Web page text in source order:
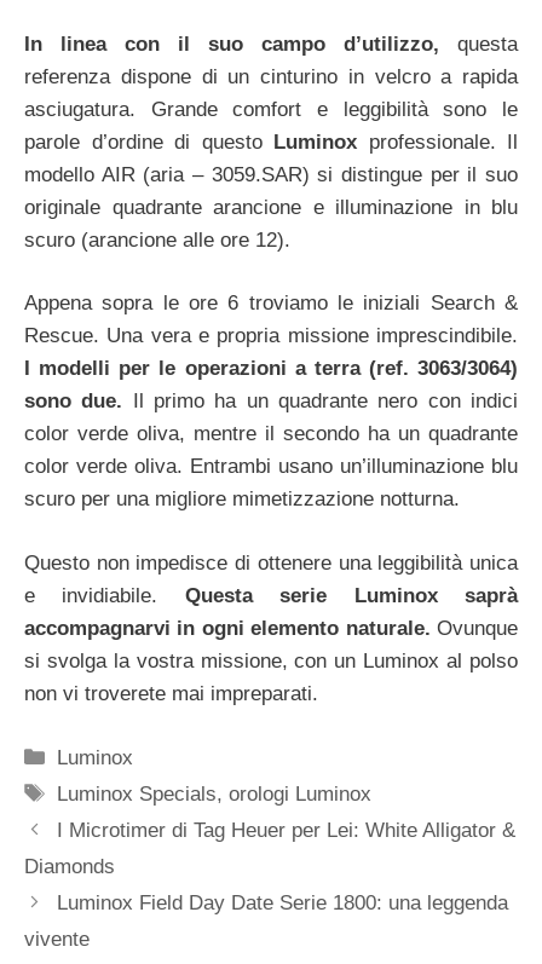
In linea con il suo campo d’utilizzo, questa
referenza dispone di un cinturino in velcro a rapida
asciugatura. Grande comfort e leggibilità sono le
parole d’ordine di questo Luminox professionale. Il
modello AIR (aria – 3059.SAR) si distingue per il suo
originale quadrante arancione e illuminazione in blu
scuro (arancione alle ore 12).
Appena sopra le ore 6 troviamo le iniziali Search &
Rescue. Una vera e propria missione imprescindibile.
I modelli per le operazioni a terra (ref. 3063/3064)
sono due. Il primo ha un quadrante nero con indici
color verde oliva, mentre il secondo ha un quadrante
color verde oliva. Entrambi usano un’illuminazione blu
scuro per una migliore mimetizzazione notturna.
Questo non impedisce di ottenere una leggibilità unica
e invidiabile. Questa serie Luminox saprà
accompagnarvi in ogni elemento naturale. Ovunque
si svolga la vostra missione, con un Luminox al polso
non vi troverete mai impreparati.
Categorie
Luminox
Tag
Luminox Specials,orologi Luminox
Navigazione
articolo
I Microtimer di Tag Heuer per Lei: White Alligator &
Diamonds
Luminox Field Day Date Serie 1800: una leggenda
vivente